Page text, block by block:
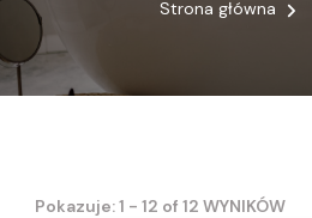
Strona główna
Pokazuje: 1 - 12 of 12 WYNIKÓW